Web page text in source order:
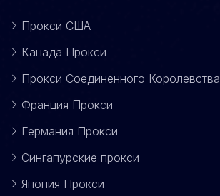
Прокси США
Канада Прокси
Прокси Соединенного Королевства
Франция Прокси
Германия Прокси
Сингапурские прокси
Япония Прокси